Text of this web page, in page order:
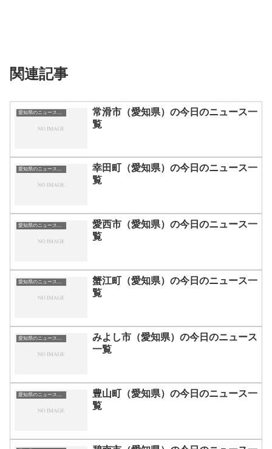
関連記事
愛知県のニュース一覧
常滑市（愛知県）の今日のニュース一
覧
愛知県のニュース一覧
幸田町（愛知県）の今日のニュース一
覧
愛知県のニュース一覧
愛西市（愛知県）の今日のニュース一
覧
愛知県のニュース一覧
蟹江町（愛知県）の今日のニュース一
覧
愛知県のニュース一覧
みよし市（愛知県）の今日のニュース
一覧
愛知県のニュース一覧
豊山町（愛知県）の今日のニュース一
覧